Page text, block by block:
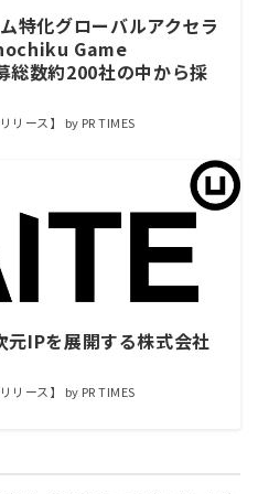
特化グローバルアクセラ
Game
数約200社の中から採
リース】 by PR TIMES
IPを展開する株式会社
リース】 by PR TIMES